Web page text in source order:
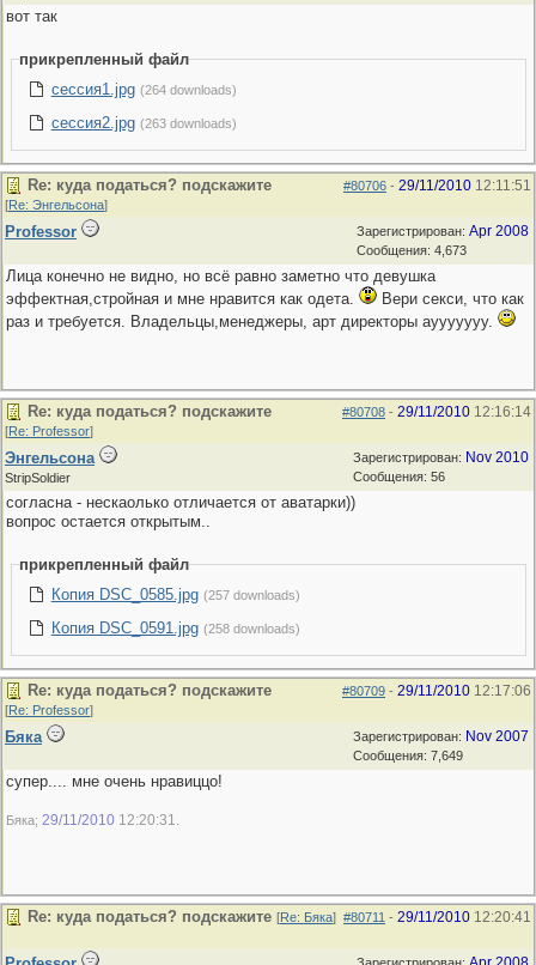
вот так
прикрепленный файл
сессия1.jpg (264 downloads)
сессия2.jpg (263 downloads)
#80706 - 29/11/2010 12:11:51
Re: куда податься? подскажите
[Re: Энгельсона]
Зарегистрирован: Apr 2008
Сообщения: 4,673
Professor
Лица конечно не видно, но всё равно заметно что девушка
эффектная,стройная и мне нравится как одета.
Вери секси, что как
раз и требуется. Владельцы,менеджеры, арт директоры ayyyyyyy.
#80708 - 29/11/2010 12:16:14
Re: куда податься? подскажите
[Re: Professor]
Зарегистрирован: Nov 2010
Сообщения: 56
Энгельсона
StripSoldier
согласна - нескаолько отличается от аватарки))
вопрос остается открытым..
прикрепленный файл
Копия DSC_0585.jpg (257 downloads)
Копия DSC_0591.jpg (258 downloads)
#80709 - 29/11/2010 12:17:06
Re: куда податься? подскажите
[Re: Professor]
Зарегистрирован: Nov 2007
Сообщения: 7,649
Бяка
супер.... мне очень нравиццо!
Бяка; 29/11/2010 12:20:31
#80711 - 29/11/2010 12:20:41
Re: куда податься? подскажите [Re: Бяка]